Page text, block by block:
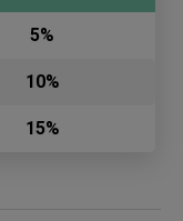
5%
10%
15%